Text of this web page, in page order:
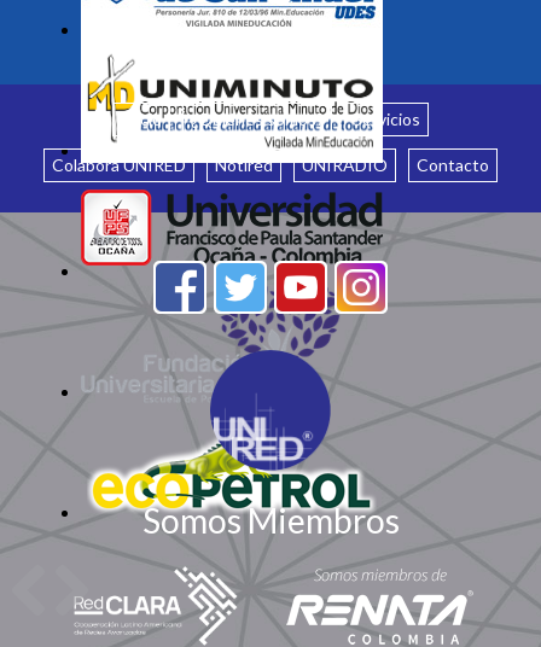
Inicio ¿Quiénes somos? Servicios
Colabora UNIRED Notired UNIRADIO Contacto
Somos Miembros